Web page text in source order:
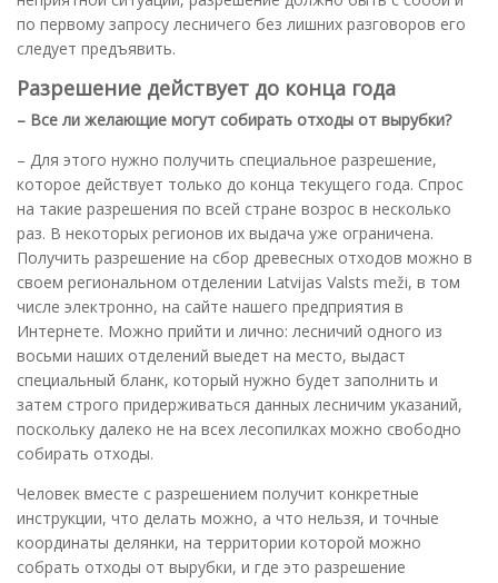
по первому запросу лесничего без лишних разговоров его
следует предъявить.
Разрешение действует до конца года
– Все ли желающие могут собирать отходы от вырубки?
– Для этого нужно получить специальное разрешение,
которое действует только до конца текущего года. Спрос
на такие разрешения по всей стране возрос в несколько
раз. В некоторых регионов их выдача уже ограничена.
Получить разрешение на сбор древесных отходов можно в
своем региональном отделении Latvijas Valsts meži, в том
числе электронно, на сайте нашего предприятия в
Интернете. Можно прийти и лично: лесничий одного из
восьми наших отделений выедет на место, выдаст
специальный бланк, который нужно будет заполнить и
затем строго придерживаться данных лесничим указаний,
поскольку далеко не на всех лесопилках можно свободно
собирать отходы.
Человек вместе с разрешением получит конкретные
инструкции, что делать можно, а что нельзя, и точные
координаты делянки, на территории которой можно
собрать отходы от вырубки, и где это разрешение